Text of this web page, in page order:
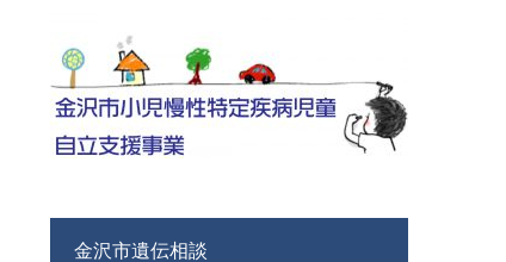
金沢市遺伝相談